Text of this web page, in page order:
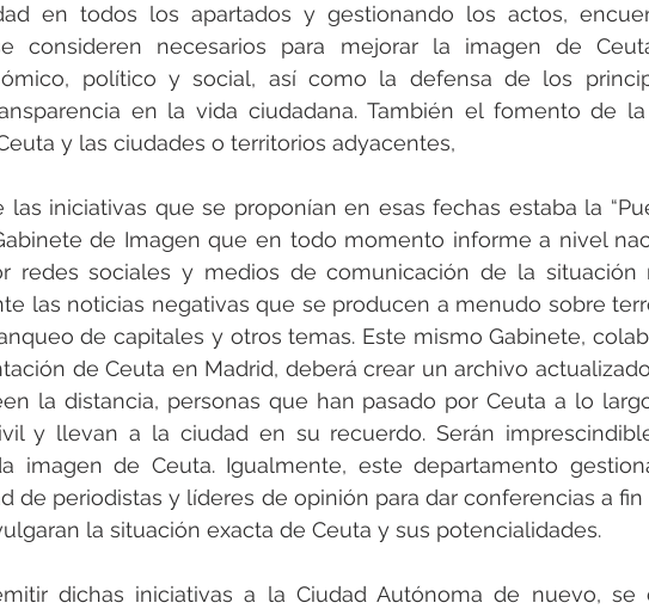
en todos los apartados y gestionando los actos,
consideren necesarios para mejorar la imagen de
político y social, así como la defensa de los
en la vida ciudadana. También el fomento de
y las ciudades o territorios adyacentes,
las iniciativas que se proponían en esas fechas estaba la
de Imagen que en todo momento informe a nivel
redes sociales y medios de comunicación de la situación
las noticias negativas que se producen a menudo sobre
de capitales y otros temas. Este mismo Gabinete,
de Ceuta en Madrid, deberá crear un archivo
la distancia, personas que han pasado por Ceuta a lo
y llevan a la ciudad en su recuerdo. Serán
imagen de Ceuta. Igualmente, este departamento
de periodistas y líderes de opinión para dar conferencias a
la situación exacta de Ceuta y sus potencialidades.
dichas iniciativas a la Ciudad Autónoma de nuevo, se